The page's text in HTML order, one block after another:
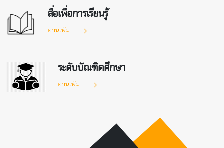
สื่อเพื่อการเรียนรู้
อ่านเพิ่ม
ระดับบัณฑิตศึกษา
อ่านเพิ่ม